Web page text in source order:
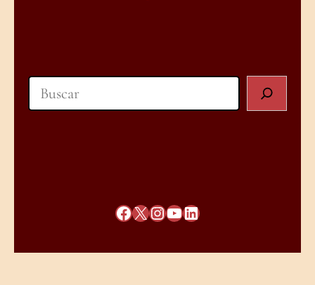
Search
Facebook
X Instagram
YouTube
LinkedIn